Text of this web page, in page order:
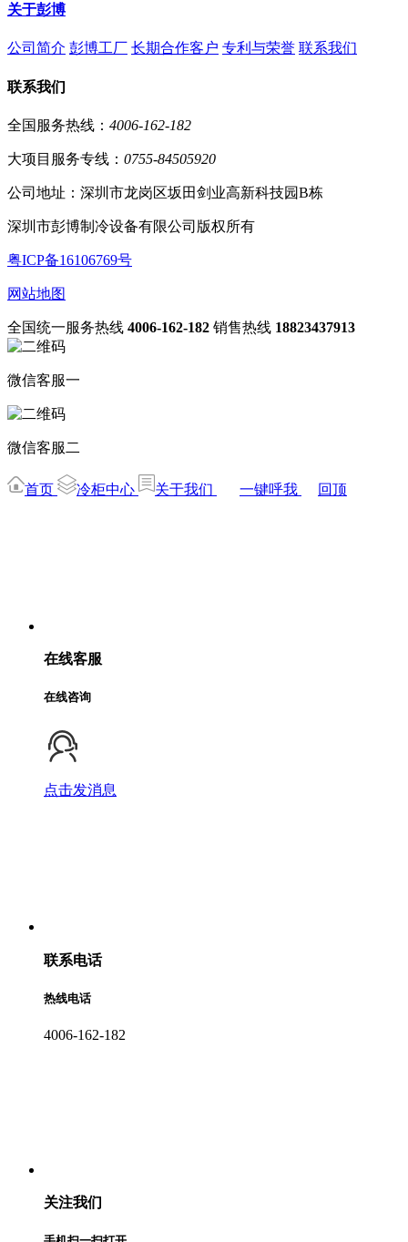
关于彭博
公司简介 彭博工厂 长期合作客户 专利与荣誉 联系我们
联系我们
全国服务热线： 4006-162-182
大项目服务专线： 0755-84505920
公司地址：深圳市龙岗区坂田剑业高新科技园B栋
深圳市彭博制冷设备有限公司版权所有
粤ICP备16106769号
网站地图
全国统一服务热线 4006-162-182 销售热线 18823437913
微信客服一
微信客服二
首页 冷柜中心 关于我们 一键呼我 回顶
在线客服
在线咨询
点击发消息
联系电话
热线电话
4006-162-182
关注我们